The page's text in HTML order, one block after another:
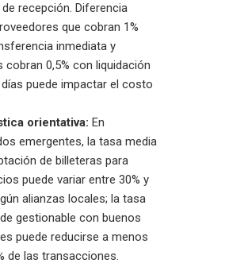
recepción. Diferencia
que cobran 1%
inmediata y
cobran 0,5% con liquidación
puede impactar el costo
orientativa: En
emergentes, la tasa media
de billeteras para
puede variar entre 30% y
alianzas locales; la tasa
gestionable con buenos
puede reducirse a menos
de las transacciones.